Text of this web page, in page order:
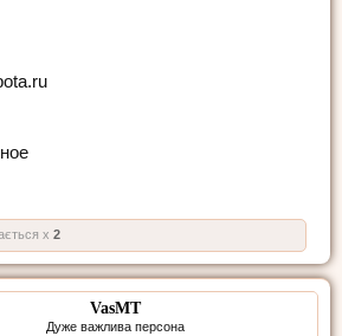
x 2
VasMT
Дуже важлива персона